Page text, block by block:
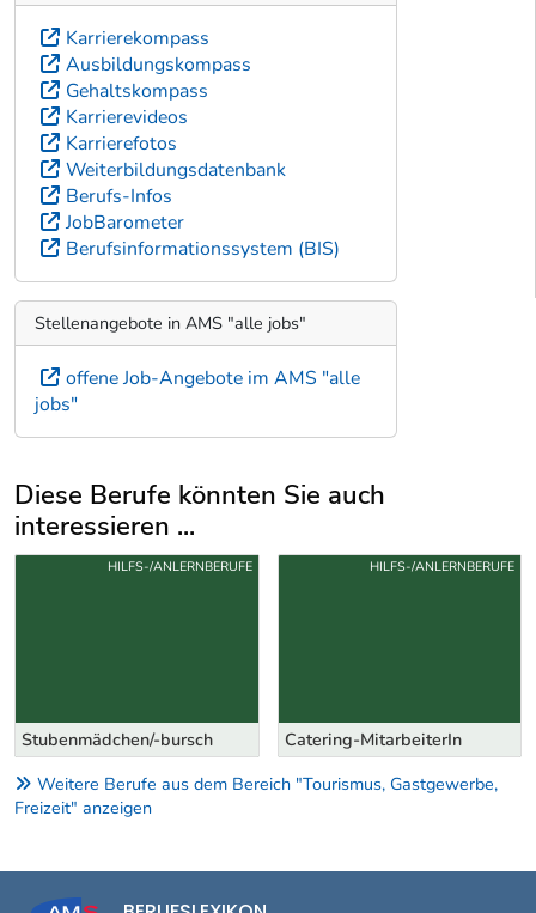
Karrierekompass
Ausbildungskompass
Gehaltskompass
Karrierevideos
Karrierefotos
Weiterbildungsdatenbank
Berufs-Infos
JobBarometer
Berufsinformationssystem (BIS)
Stellenangebote in AMS "alle jobs"
offene Job-Angebote im AMS "alle
jobs"
Diese Berufe könnten Sie auch
interessieren ...
Uber weitere Berufsvorschläge
Stubenmädchen/-bursch
HILFS-/ANLERNBERUFE
Catering-MitarbeiterIn
HILFS-/ANLERNBERUFE
Weitere Berufe aus dem Bereich "Tourismus, Gastgewerbe,
Freizeit" anzeigen